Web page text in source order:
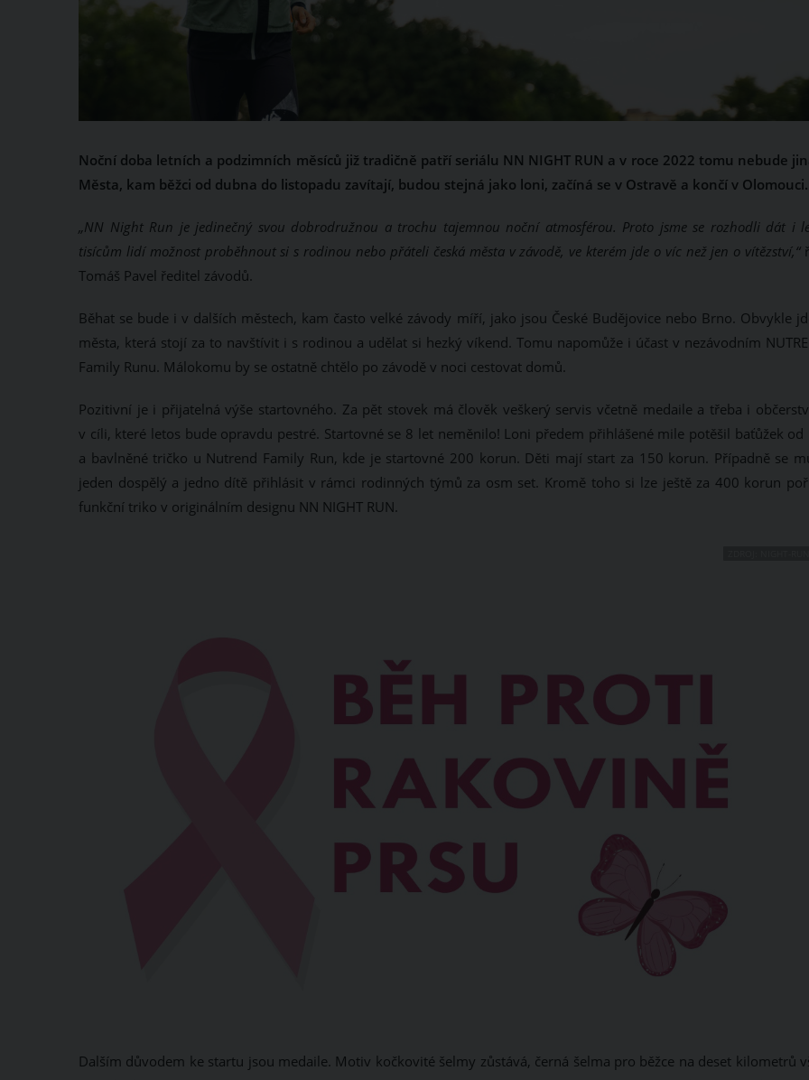
Noční doba letních a podzimních měsíců již tradičně patří seriálu NN NIGHT RUN a v roce 2022 tomu nebude
Města, kam běžci od dubna do listopadu zavítají, budou stejná jako loni, začíná se v Ostravě a končí v Olomouci.
„NN Night Run je jedinečný svou dobrodružnou a trochu tajemnou noční atmosférou. Proto jsme se rozhodli dát i
tisícům lidí možnost proběhnout si s rodinou nebo přáteli česká města v závodě, ve kterém jde o víc než jen o vítězství,“
Tomáš Pavel ředitel závodů.
Běhat se bude i v dalších městech, kam často velké závody míří, jako jsou České Budějovice nebo Brno. Obvykle
města, která stojí za to navštívit i s rodinou a udělat si hezký víkend. Tomu napomůže i účast v nezávodním
Family Runu. Málokomu by se ostatně chtělo po závodě v noci cestovat domů.
Pozitivní je i přijatelná výše startovného. Za pět stovek má člověk veškerý servis včetně medaile a třeba i
v cíli, které letos bude opravdu pestré. Startovné se 8 let neměnilo! Loni předem přihlášené mile potěšil baťůžek od
a bavlněné tričko u Nutrend Family Run, kde je startovné 200 korun. Děti mají start za 150 korun. Případně se
jeden dospělý a jedno dítě přihlásit v rámci rodinných týmů za osm set. Kromě toho si lze ještě za 400 korun
funkční triko v originálním designu NN NIGHT RUN.
Dalším důvodem ke startu jsou medaile. Motiv kočkovité šelmy zůstává, černá šelma pro běžce na deset kilometrů